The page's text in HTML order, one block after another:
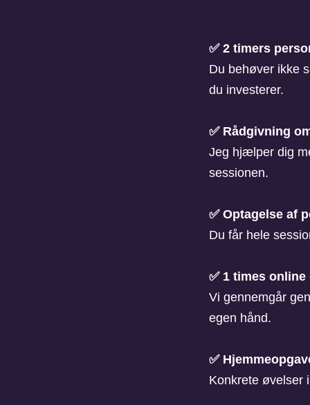
✅ 2 timers
Du behøver ikke
du investerer.
✅ Rådgivning
Jeg hjælper dig
sessionen.
✅ Optagelse af
Du får hele
✅ 1 times
Vi gennemgår
egen hånd.
✅
Konkrete øvelser